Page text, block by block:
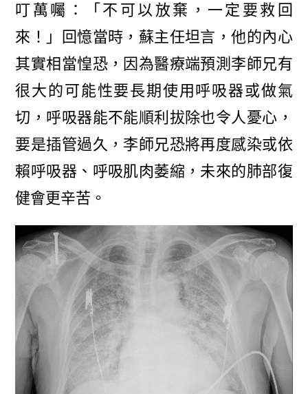
叮萬囑：「不可以放棄，一定要救回
來！」回憶當時，蘇主任坦言，他的內心
其實相當惶恐，因為醫療端預測李師兄有
很大的可能性要長期使用呼吸器或做氣
切，呼吸器能不能順利拔除也令人憂心，
要是插管過久，李師兄恐將再度感染或依
賴呼吸器、呼吸肌肉萎縮，未來的肺部復
健會更辛苦。